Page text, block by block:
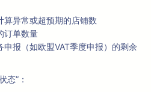
算异常或超预期的店铺数
订单数量
报（如欧盟VAT季度申报）的剩余
态”：